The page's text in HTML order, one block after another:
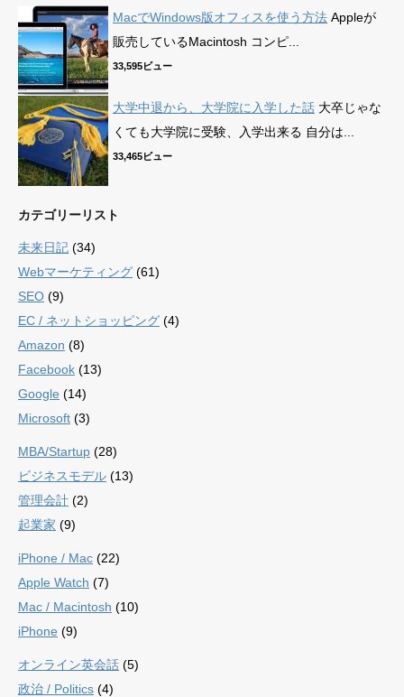
MacでWindows版オフィスを使う方法 Appleが
販売しているMacintosh コンピ...
33,595ビュー
大学中退から、大学院に入学した話 大卒じゃな
くても大学院に受験、入学出来る 自分は...
33,465ビュー
カテゴリーリスト
未来日記 (34)
Webマーケティング (61)
SEO (9)
EC / ネットショッピング (4)
Amazon (8)
Facebook (13)
Google (14)
Microsoft (3)
MBA/Startup (28)
ビジネスモデル (13)
管理会計 (2)
起業家 (9)
iPhone / Mac (22)
Apple Watch (7)
Mac / Macintosh (10)
iPhone (9)
オンライン英会話 (5)
政治 / Politics (4)